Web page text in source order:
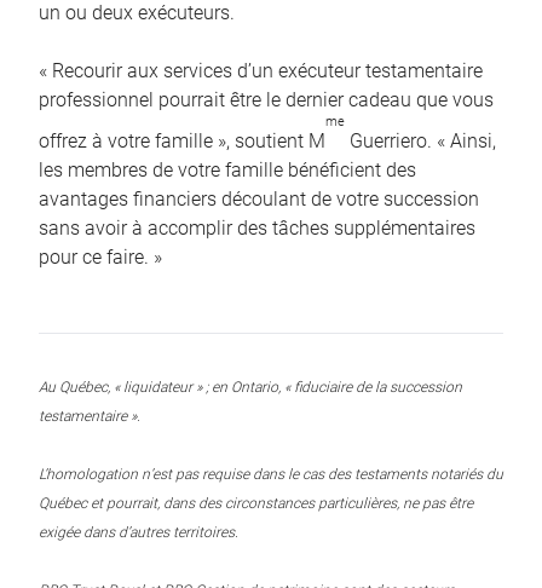
un ou deux exécuteurs.
« Recourir aux services d’un exécuteur testamentaire
professionnel pourrait être le dernier cadeau que vous
offrez à votre famille », soutient M
me
Guerriero. « Ainsi,
les membres de votre famille bénéficient des
avantages financiers découlant de votre succession
sans avoir à accomplir des tâches supplémentaires
pour ce faire. »
Au Québec, « liquidateur » ; en Ontario, « fiduciaire de la succession
testamentaire ».
L’homologation n’est pas requise dans le cas des testaments notariés du
Québec et pourrait, dans des circonstances particulières, ne pas être
exigée dans d’autres territoires.